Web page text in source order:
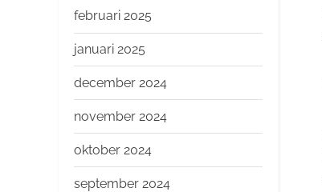
februari 2025
januari 2025
december 2024
november 2024
oktober 2024
september 2024